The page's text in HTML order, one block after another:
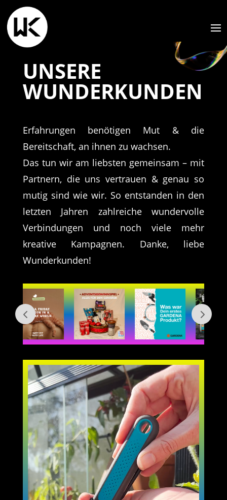
UNSERE
WUNDERKUNDEN
Erfahrungen benötigen Mut & die
Bereitschaft, an ihnen zu wachsen.
Das tun wir am liebsten gemeinsam – mit
Partnern, die uns vertrauen & genau so
mutig sind wie wir. So entstanden in den
letzten Jahren zahlreiche wundervolle
Verbindungen und noch viele mehr
kreative Kampagnen. Danke, liebe
Wunderkunden!